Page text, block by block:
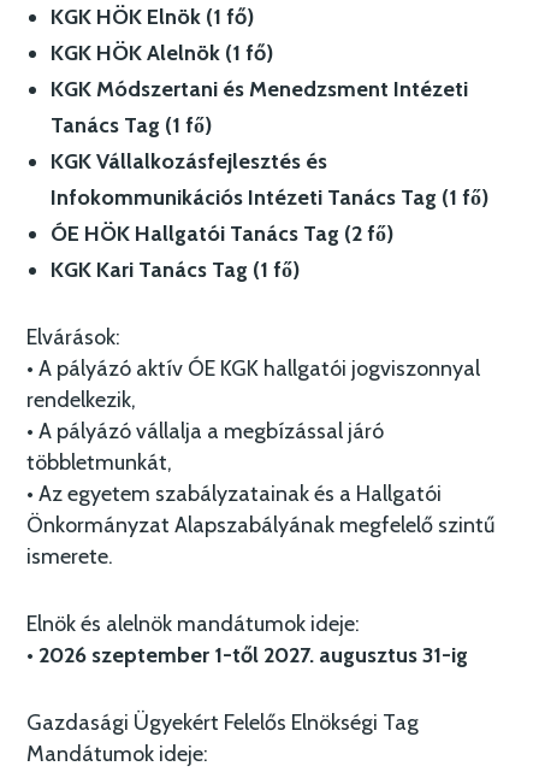
KGK HÖK Elnök (1 fő)
KGK HÖK Alelnök (1 fő)
KGK Módszertani és Menedzsment Intézeti
Tanács Tag (1 fő)
KGK Vállalkozásfejlesztés és
Infokommunikációs Intézeti Tanács Tag (1 fő)
ÓE HÖK Hallgatói Tanács Tag (2 fő)
KGK Kari Tanács Tag (1 fő)
Elvárások:
• A pályázó aktív ÓE KGK hallgatói jogviszonnyal
rendelkezik,
• A pályázó vállalja a megbízással járó
többletmunkát,
• Az egyetem szabályzatainak és a Hallgatói
Önkormányzat Alapszabályának megfelelő szintű
ismerete.
Elnök és alelnök mandátumok ideje:
• 2026 szeptember 1-től 2027. augusztus 31-ig
Gazdasági Ügyekért Felelős Elnökségi Tag
Mandátumok ideje: